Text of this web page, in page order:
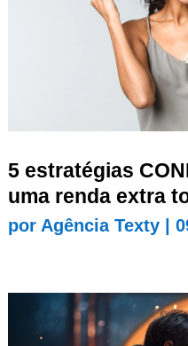
5 estratégias
uma renda extra
por Agência Texty|